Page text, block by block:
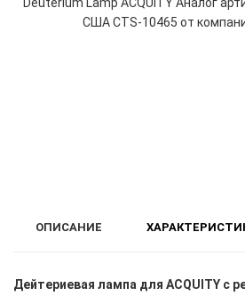
ОПИСАНИЕ
Дейтериевая лампа для ACQUITY с